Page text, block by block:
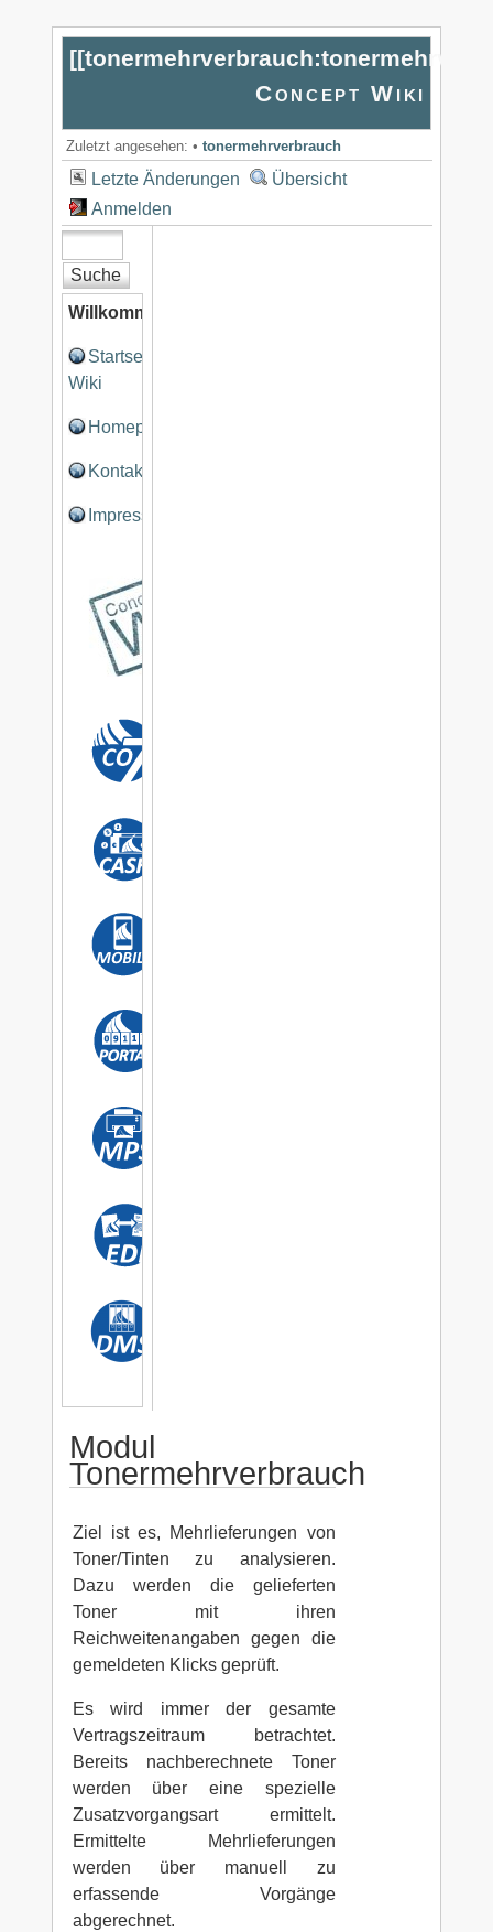
[[
Concept Wiki
Zuletzt angesehen: • tonermehrverbrauch
Letzte Änderungen
Übersicht
Anmelden
Willkommen
Startseite
Wiki
Homepage
Kontakt
Impressum
Modul
Tonermehrverbrauch
Ziel ist es, Mehrlieferungen von
Toner/Tinten zu analysieren.
Dazu werden die gelieferten
Toner mit ihren
Reichweitenangaben gegen die
gemeldeten Klicks geprüft.
Es wird immer der gesamte
Vertragszeitraum betrachtet.
Bereits nachberechnete Toner
werden über eine spezielle
Zusatzvorgangsart ermittelt.
Ermittelte Mehrlieferungen
werden über manuell zu
erfassende Vorgänge
abgerechnet.